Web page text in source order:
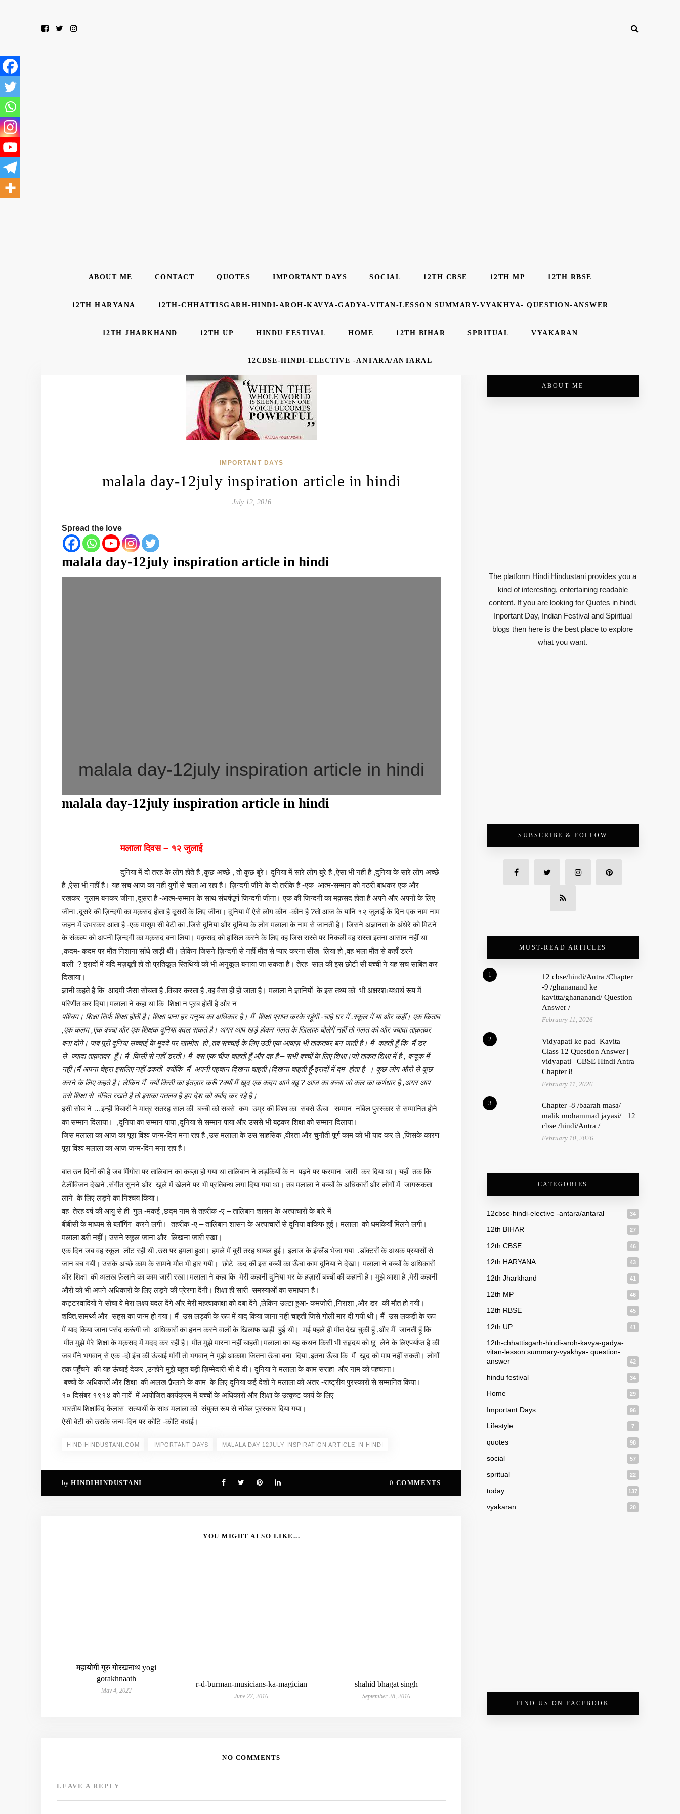
ABOUT ME CONTACT QUOTES IMPORTANT DAYS SOCIAL 12TH CBSE 12TH MP 12TH RBSE
12TH HARYANA 12TH-CHHATTISGARH-HINDI-AROH-KAVYA-GADYA-VITAN-LESSON SUMMARY-VYAKHYA- QUESTION-ANSWER
12TH JHARKHAND 12TH UP HINDU FESTIVAL HOME 12TH BIHAR SPRITUAL VYAKARAN
12CBSE-HINDI-ELECTIVE -ANTARA/ANTARAL
IMPORTANT DAYS
malala day-12july inspiration article in hindi
July 12, 2016
Spread the love
malala day-12july inspiration article in hindi
malala day-12july inspiration article in hindi
malala day-12july inspiration article in hindi
मलाला दिवस – १२ जुलाई
दुनिया में दो तरह के लोग होते है ,कुछ अच्छे , तो कुछ बुरे। दुनिया में सारे लोग बुरे है ,ऐसा भी नहीं है ,दुनिया के सारे लोग अच्छे
है ,ऐसा भी नहीं है। यह सच आज का नहीं युगों से चला आ रहा है। ज़िन्दगी जीने के दो तरीके है -एक आत्म-सम्मान को गठरी बांधकर एक और
रखकर गुलाम बनकर जीना ,दूसरा है -आत्म-सम्मान के साथ संघर्षपूर्ण ज़िन्दगी जीना। एक की ज़िन्दगी का मक़सद होता है अपने और अपनों के लिए
जीना ,दूसरे की ज़िन्दगी का मक़सद होता है दूसरों के लिए जीना। दुनिया में ऐसे लोग कौन -कौन है ?तो आज के यानि १२ जुलाई के दिन एक नाम नाम
जहन में उभरकर आता है -एक मासूम सी बेटी का ,जिसे दुनिया और दुनिया के लोग मलाला के नाम से जानती है। जिसने अज्ञानता के अंधेरे को मिटने
के संकल्प को अपनी ज़िन्दगी का मक़सद बना लिया। मक़सद को हासिल करने के लिए वह जिस रास्ते पर निकली वह रास्ता इतना आसान नहीं था
,कदम- कदम पर मौत निशाना सांधे खड़ी थी। लेकिन जिसने ज़िन्दगी से नहीं मौत से प्यार करना सीख लिया हो ,वह भला मौत से कहाँ डरने
वाली ? इरादों में यदि मज़बूती हो तो प्रतिकूल स्तिथियों को भी अनुकूल बनाया जा सकता है। तेरह साल की इस छोटी सी बच्ची ने यह सच साबित कर
दिखाया।
ज्ञानी कहते है कि आदमी जैसा सोचता है ,विचार करता है ,वह वैसा ही हो जाता है। मलाला ने ज्ञानियों के इस तथ्य को भी अक्षरशःयथार्थ रूप में
परिणीत कर दिया।मलाला ने कहा था कि शिक्षा न पूरब होती है और न
पश्चिम। शिक्षा सिर्फ शिक्षा होती है। शिक्षा पाना हर मनुष्य का अधिकार है। मैं शिक्षा प्राप्त करके रहूंगी -चाहे घर में ,स्कूल में या और कहीं। एक किताब
,एक कलम ,एक बच्चा और एक शिक्षक दुनिया बदल सकते है। अगर आप खड़े होकर गलत के खिलाफ बोलेगें नहीं तो गलत को और ज्यादा ताक़तवर
बना दोंगे। जब पूरी दुनिया सच्चाई के मुददे पर खामोश हो ,तब सच्चाई के लिए उठी एक आवाज़ भी ताक़तवर बन जाती है। मैं कहती हूँ कि मैं डर
से ज्यादा ताक़तवर हूँ। मैं किसी से नहीं डरती। मैं बस एक चीज चाहती हूँ और वह है – सभी बच्चों के लिए शिक्षा।जो ताक़त शिक्षा में है , बन्दूक में
नहीं।मैं अपना चेहरा इसलिए नहीं ढकती क्योंकि मैं अपनी पहचान दिखना चाहती।दिखना चाहती हूँ-इरादों में दम होता है । कुछ लोग औरों से कुछ
करने के लिए कहते है। लेकिन मैं क्यों किसी का इंतज़ार करूँ ?क्यों मैं खुद एक कदम आगे बढू ? आज का बच्चा जो कल का कर्णधार है ,अगर आप
उसे शिक्षा से वंचित रखते है तो इसका मतलब है हम देश को बर्बाद कर रहे है।
इसी सोच ने …इन्ही विचारों ने मात्र सतरह साल की बच्ची को सबसे कम उम्र की विश्व का सबसे ऊँचा सम्मान नॉबेल पुरस्कार से सम्मानित होने
का सम्मान दिलाया। ,दुनिया का सम्मान पाया ,दुनिया से सम्मान पाया और उससे भी बढ़कर शिक्षा को सम्मान दिलाया।
जिस मलाला का आज का पूरा विश्व जन्म-दिन मना रहा है ,उस मलाला के उस साहसिक ,वीरता और चुनौती पूर्ण काम को भी याद कर ले ,जिसके कारण
पूरा विश्व मलाला का आज जन्म-दिन मना रहा है।
बात उन दिनों की है जब मिंगोरा पर तालिबान का कब्ज़ा हो गया था तालिबान ने लड़कियों के न पढ़ने पर फरमान जारी कर दिया था। यहाँ तक कि
टेलीविजन देखने ,संगीत सुनने और खुले में खेलने पर भी प्रतिबन्ध लगा दिया गया था। तब मलाला ने बच्चों के अधिकारों और लोगों में जागरूकता
लाने के लिए लड़ने का निश्चय किया।
वह तेरह वर्ष की आयु से ही गुल -मकई ,छद्म नाम से तहरीक -ए – तालिबान शासन के अत्याचारों के बारे में
बीबीसी के माध्यम से ब्लॉगिंग करने लगी। तहरीक -ए – तालिबान शासन के अत्याचारों से दुनिया वाकिफ हुई। मलाला को धमकियाँ मिलने लगी।
मलाला डरी नहीं। उसने स्कूल जाना और लिखना जारी रखा।
एक दिन जब वह स्कूल लौट रही थी ,उस पर हमला हुआ। हमले में बुरी तरह घायल हुई। इलाज के इंग्लैंड भेजा गया .डॉक्टरों के अथक प्रयासों से
जान बच गयी। उसके अच्छे काम के सामने मौत भी हार गयी। छोटे कद की इस बच्ची का ऊँचा काम दुनिया ने देखा। मलाला ने बच्चों के अधिकारों
और शिक्षा की अलख फ़ैलाने का काम जारी रखा।मलाला ने कहा कि मेरी कहानी दुनिया भर के हज़ारों बच्चों की कहानी है। मुझे आशा है ,मेरी कहानी
औरों को भी अपने अधिकारों के लिए लड़ने की प्रेरणा देंगी। शिक्षा ही सारी समस्याओं का समाधान है।
कट्टरवादियों ने सोचा वे मेरा लक्ष्य बदल देंगे और मेरी महत्वाकांक्षा को दबा देंगे ,लेकिन उल्टा हुआ- कमज़ोरी ,निराशा ,और डर की मौत हो गयी।
शक्ति,सामर्थ्य और सहस का जन्म हो गया। मैं उस लड़की के रूप में याद किया जाना नहीं चाहती जिसे गोली मार दी गयी थी। मैं उस लकड़ी के रूप
में याद किया जाना पसंद करूंगी जो अधिकारों का हनन करने वालों के खिलाफ खड़ी हुई थी। मई पहले ही मौत देख चुकी हूँ ,और मैं जानती हूँ कि
मौत मुझे मेरे शिक्षा के मक़सद में मदद कर रही है। मौत मुझे मारना नहीं चाहती।मलाला का यह कथन किसी भी सहृदय को छू लेने के लिएपर्याप्त है की
जब मैंने भगवान् से एक -दो इंच की ऊंचाई मांगी तो भगवान् ने मुझे आकाश जितना ऊँचा बना दिया ,इतना ऊँचा कि मैं खुद को माप नहीं सकती। लोगों
तक पहुँचने की यह ऊंचाई देकर ,उन्होंने मुझे बहुत बड़ी ज़िम्मेदारी भी दे दी। दुनिया ने मलाला के काम सराहा और नाम को पहचाना।
बच्चों के अधिकारों और शिक्षा की अलख फ़ैलाने के काम के लिए दुनिया कई देशों ने मलाला को अंतर -राष्ट्रीय पुरस्कारों से सम्मानित किया।
१० दिसंबर १९१४ को नार्वे में आयोजित कार्यक्रम में बच्चों के अधिकारों और शिक्षा के उत्कृष्ट कार्य के लिए
भारतीय शिक्षाविद कैलास सत्यार्थी के साथ मलाला को संयुक्त रूप से नोबेल पुरस्कार दिया गया।
ऐसी बेटी को उसके जन्म-दिन पर कोटि -कोटि बधाई।
HINDIHINDUSTANI.COM IMPORTANT DAYS MALALA DAY-12JULY INSPIRATION ARTICLE IN HINDI
by HINDIHINDUSTANI 0 COMMENTS
YOU MIGHT ALSO LIKE...
महायोगी गुरु गोरखनाथ yogi
gorakhnaath
May 4, 2022
r-d-burman-musicians-ka-magician
June 27, 2016
shahid bhagat singh
September 28, 2016
NO COMMENTS
LEAVE A REPLY
ABOUT ME
The platform Hindi Hindustani provides you a
kind of interesting, entertaining readable
content. If you are looking for Quotes in hindi,
Inportant Day, Indian Festival and Spiritual
blogs then here is the best place to explore
what you want.
SUBSCRIBE & FOLLOW
MUST-READ ARTICLES
1
12 cbse/hindi/Antra /Chapter
-9 /ghananand ke
kavitta/ghananand/ Question
Answer /
February 11, 2026
2
Vidyapati ke pad Kavita
Class 12 Question Answer |
vidyapati | CBSE Hindi Antra
Chapter 8
February 11, 2026
3
Chapter -8 /baarah masa/
malik mohammad jayasi/ 12
cbse /hindi/Antra /
February 10, 2026
CATEGORIES
12cbse-hindi-elective -antara/antaral 34
12th BIHAR 27
12th CBSE 46
12th HARYANA 43
12th Jharkhand 41
12th MP 46
12th RBSE 45
12th UP 41
12th-chhattisgarh-hindi-aroh-kavya-gadya-
vitan-lesson summary-vyakhya- question-
answer
42
hindu festival 34
Home 29
Important Days 96
Lifestyle 7
quotes 98
social 57
spritual 22
today 137
vyakaran 20
FIND US ON FACEBOOK